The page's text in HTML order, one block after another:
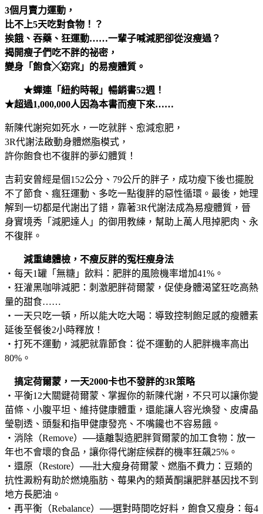
3個月賣力運動，
比不上5天吃對食物！？
挨餓、吞藥、狂運動……一輩子喊減肥卻從沒瘦過？
揭開瘦子們吃不胖的祕密，
變身「飽食╳窈窕」的易瘦體質。
★蟬連「紐約時報」暢銷書52週！
★超過1,000,000人因為本書而瘦下來……
新陳代謝宛如死水，一吃就胖、愈減愈肥，
3R代謝法啟動身體燃脂模式，
許你飽食也不復胖的夢幻體質！
吉莉安曾經是個152公分、79公斤的胖子，成功瘦下後也擺脫
不了節食、瘋狂運動、多吃一點復胖的惡性循環。最後，她理
解到一切都是代謝出了錯，靠著3R代謝法成為易瘦體質，晉
身實境秀「減肥達人」的御用教練，幫助上萬人甩掉肥肉、永
不復胖。
減重總體檢，不瘦反胖的冤枉瘦身法
‧每天1罐「無糖」飲料：肥胖的風險機率增加41%。
‧狂灌黑咖啡減肥：刺激肥胖荷爾蒙，促使身體渴望狂吃高熱
量的甜食……
‧一天只吃一頓，所以能大吃大喝：導致控制飽足感的瘦體素
延後至餐後2小時釋放！
‧打死不運動，減肥就靠節食：從不運動的人肥胖機率高出
80%。
搞定荷爾蒙，一天2000卡也不發胖的3R策略
‧平衡12大關鍵荷爾蒙、掌握你的新陳代謝，不只可以讓你變
苗條、小腹平坦、維持健康體重，還能讓人容光煥發、皮膚晶
瑩剔透、頭髮和指甲健康發亮、不嘴饞也不容易餓。
‧消除（Remove）──遠離製造肥胖賀爾蒙的加工食物：放一
年也不會壞的食品，讓你得代謝症候群的機率狂飆25%。
‧還原（Restore）──壯大瘦身荷爾蒙、燃脂不費力：豆類的
抗性澱粉有助於燃燒脂肪、莓果內的類黃酮讓肥胖基因找不到
地方長肥油。
‧再平衡（Rebalance）──選對時間吃好料，飽食又瘦身：每4